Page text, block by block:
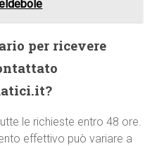
per ricevere
le richieste entro 48 ore.
effettivo può variare a